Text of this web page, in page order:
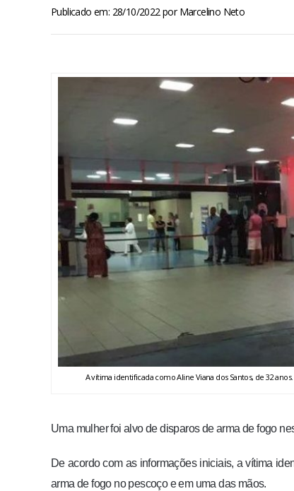
Publicado em: 28/10/2022porMarcelino Neto
A vítima identificada como Aline Viana dos Santos, de 32
Uma mulher foi alvo de disparos de arma de fogo
De acordo com as informações iniciais, a vítima
arma de fogo no pescoço e em uma das mãos.